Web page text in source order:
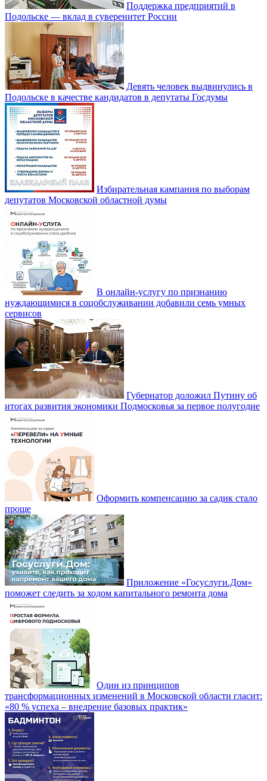
Поддержка предприятий в
Подольске — вклад в суверенитет России
Девять человек выдвинулись в
Подольске в качестве кандидатов в депутаты Госдумы
Избирательная кампания по выборам
депутатов Московской областной думы
В онлайн-услугу по признанию
нуждающимися в соцобслуживании добавили семь умных
сервисов
Губернатор доложил Путину об
итогах развития экономики Подмосковья за первое полугодие
Оформить компенсацию за садик стало
проще
Приложение «Госуслуги.Дом»
поможет следить за ходом капитального ремонта дома
Один из принципов
трансформационных изменений в Московской области гласит:
«80 % успеха – внедрение базовых практик»